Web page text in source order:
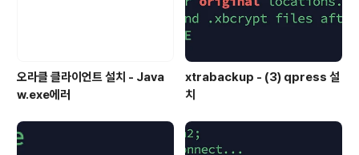
오라클 클라이언트 설치 - Java
w.exe에러
xtrabackup - (3) qpress 설
치